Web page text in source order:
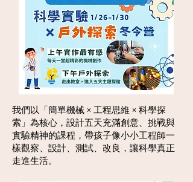
我們以「簡單機械 × 工程思維 × 科學探
索」為核心，設計五天充滿創意、挑戰與
實驗精神的課程，帶孩子像小小工程師一
樣觀察、設計、測試、改良，讓科學真正
走進生活。